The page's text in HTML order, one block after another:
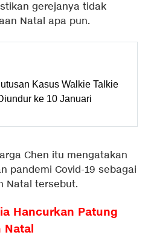
gerejanya tidak
Natal apa pun.
Kasus Walkie Talkie
ke 10 Januari
Chen itu mengatakan
pandemi Covid-19 sebagai
Natal tersebut.
Hancurkan Patung
Natal